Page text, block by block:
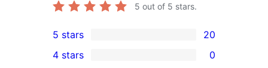
5 out of 5 stars.
20
5-
5 stars 20
4 stars 0